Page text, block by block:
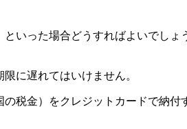
いった場合どうすればよいでし
に遅れてはいけません。
税金）をクレジットカードで納